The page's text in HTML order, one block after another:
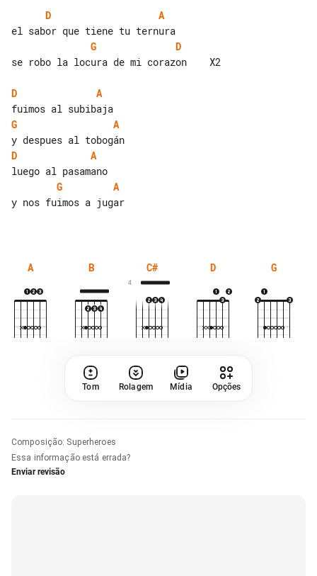
D
A
G
D
se robo la locura de mi corazon    X2
D
A
G
A
D
A
G
A
y nos fuimos a jugar
A B C#
4
D G
Tom Rolagem Mídia Opções
Composição: Superheroes
Essa informação está errada?
Enviar revisão